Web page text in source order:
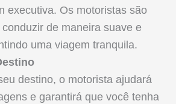
executiva. Os motoristas são
de maneira suave e
uma viagem tranquila.
destino, o motorista ajudará
e garantirá que você tenha